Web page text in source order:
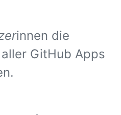
innen die
GitHub Apps